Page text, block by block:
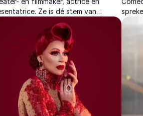
Ze is dé stem van
en diversiteit, die met theater,
en storytelling elke doelgroep
te raken.